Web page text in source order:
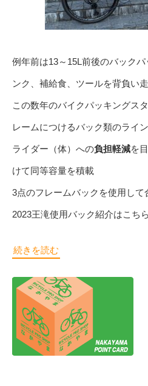
例年前は13～15L前後のバック
ンク、補給食、ツールを背負い
この数年のバイクパッキングス
レームにつけるバック類のライ
ライダー（体）への負担軽減を
けて同等容量を積載
3点のフレームバックを使用して
2023王滝使用バック紹介はこちら
続きを読む